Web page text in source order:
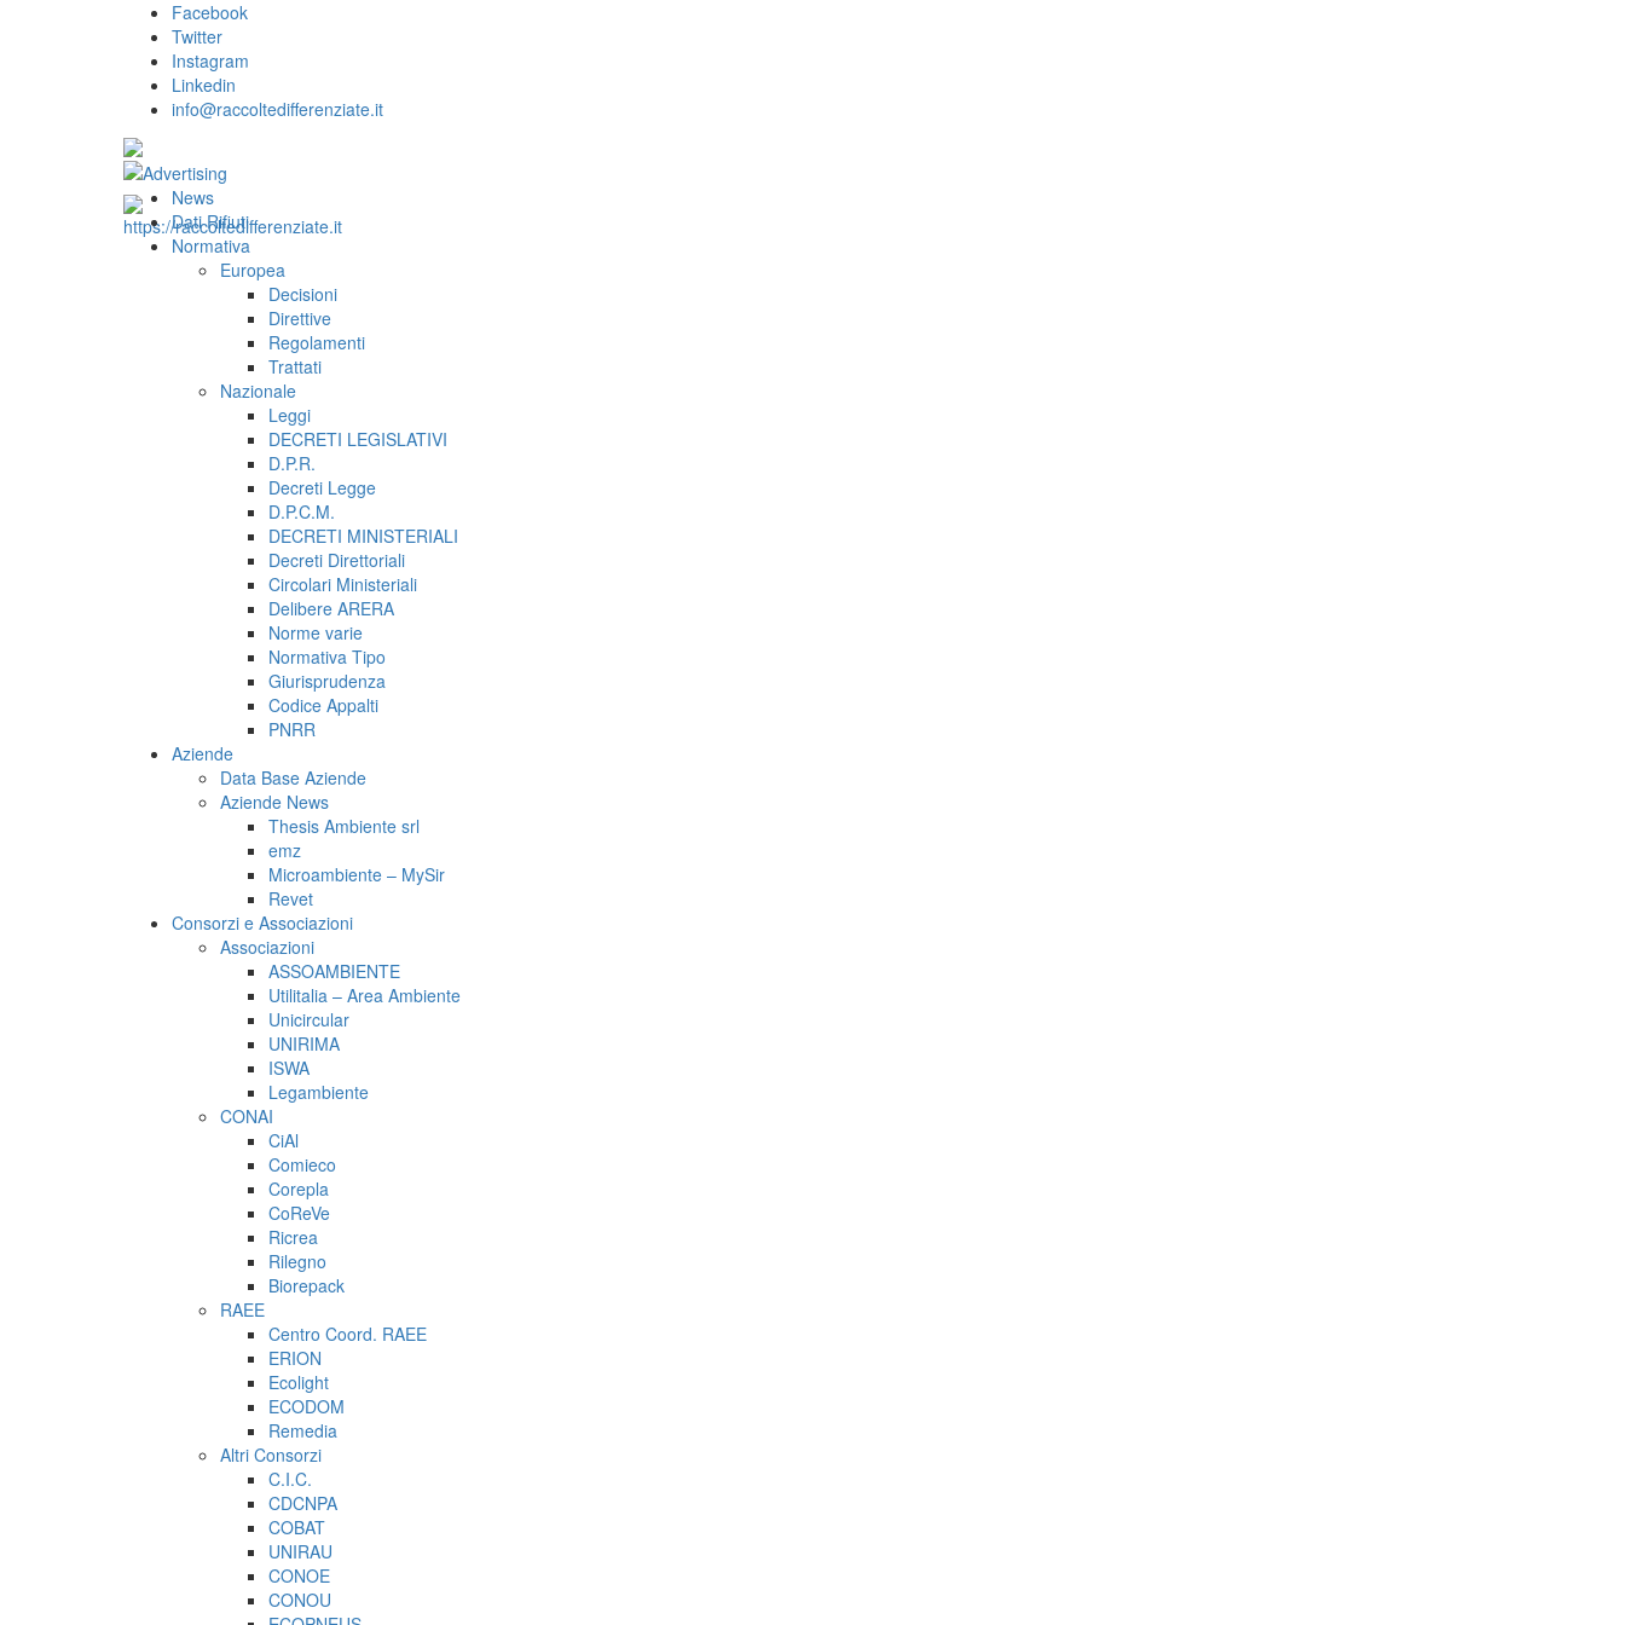
Facebook
Twitter
Instagram
Linkedin
info@raccoltedifferenziate.it
News
Dati Rifiuti
Normativa
Europea
Decisioni
Direttive
Regolamenti
Trattati
Nazionale
Leggi
DECRETI LEGISLATIVI
D.P.R.
Decreti Legge
D.P.C.M.
DECRETI MINISTERIALI
Decreti Direttoriali
Circolari Ministeriali
Delibere ARERA
Norme varie
Normativa Tipo
Giurisprudenza
Codice Appalti
PNRR
Aziende
Data Base Aziende
Aziende News
Thesis Ambiente srl
emz
Microambiente – MySir
Revet
Consorzi e Associazioni
Associazioni
ASSOAMBIENTE
Utilitalia – Area Ambiente
Unicircular
UNIRIMA
ISWA
Legambiente
CONAI
CiAl
Comieco
Corepla
CoReVe
Ricrea
Rilegno
Biorepack
RAEE
Centro Coord. RAEE
ERION
Ecolight
ECODOM
Remedia
Altri Consorzi
C.I.C.
CDCNPA
COBAT
UNIRAU
CONOE
CONOU